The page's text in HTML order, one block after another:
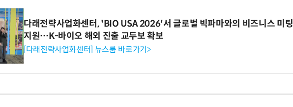
다래전략사업화센터, 'BIO USA 2026'서 글로벌 빅파마와의 비즈니스 미팅
지원…K-바이오 해외 진출 교두보 확보
[다래전략사업화센터] 뉴스룸 바로가기>